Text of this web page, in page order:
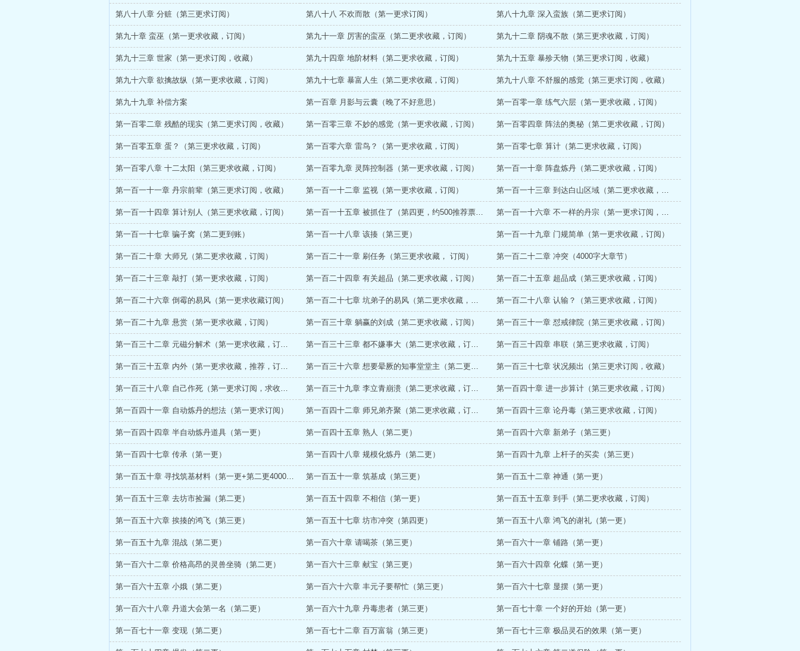
第八十八章 分赃（第三更求订阅） 第八十八 不欢而散（第一更求订阅） 第八十九章 深入蛮族（第二更求订阅）
第九十章 蛮巫（第一更求收藏，订阅） 第九十一章 厉害的蛮巫（第二更求收藏，订阅） 第九十二章 阴魂不散（第三更求收藏，订阅）
第九十三章 世家（第一更求订阅，收藏） 第九十四章 地阶材料（第二更求收藏，订阅） 第九十五章 暴殄天物（第三更求订阅，收藏）
第九十六章 欲擒故纵（第一更求收藏，订阅） 第九十七章 暴富人生（第二更求收藏，订阅） 第九十八章 不舒服的感觉（第三更求订阅，收藏）
第九十九章 补偿方案 第一百章 月影与云囊（晚了不好意思） 第一百零一章 练气六层（第一更求收藏，订阅）
第一百零二章 残酷的现实（第二更求订阅，收藏） 第一百零三章 不妙的感觉（第一更求收藏，订阅） 第一百零四章 阵法的奥秘（第二更求收藏，订阅）
第一百零五章 蛋？（第三更求收藏，订阅） 第一百零六章 雷鸟？（第一更求收藏，订阅） 第一百零七章 算计（第二更求收藏，订阅）
第一百零八章 十二太阳（第三更求收藏，订阅） 第一百零九章 灵阵控制器（第一更求收藏，订阅） 第一百一十章 阵盘炼丹（第二更求收藏，订阅）
第一百一十一章 丹宗前辈（第三更求订阅，收藏） 第一百一十二章 监视（第一更求收藏，订阅） 第一百一十三章 到达白山区域（第二更求收藏，订阅）
第一百一十四章 算计别人（第三更求收藏，订阅） 第一百一十五章 被抓住了（第四更，约500推荐票加更） 第一百一十六章 不一样的丹宗（第一更求订阅，收藏）
第一百一十七章 骗子窝（第二更到账） 第一百一十八章 该揍（第三更） 第一百一十九章 门规简单（第一更求收藏，订阅）
第一百二十章 大师兄（第二更求收藏，订阅） 第一百二十一章 刷任务（第三更求收藏， 订阅） 第一百二十二章 冲突（4000字大章节）
第一百二十三章 敲打（第一更求收藏，订阅） 第一百二十四章 有关超品（第二更求收藏，订阅） 第一百二十五章 超品成（第三更求收藏，订阅）
第一百二十六章 倒霉的易风（第一更求收藏订阅） 第一百二十七章 坑弟子的易风（第二更求收藏，订阅） 第一百二十八章 认输？（第三更求收藏，订阅）
第一百二十九章 悬赏（第一更求收藏，订阅） 第一百三十章 躺赢的刘成（第二更求收藏，订阅） 第一百三十一章 怼戒律院（第三更求收藏，订阅）
第一百三十二章 元磁分解术（第一更求收藏，订阅） 第一百三十三章 都不嫌事大（第二更求收藏，订阅） 第一百三十四章 串联（第三更求收藏，订阅）
第一百三十五章 内外（第一更求收藏，推荐，订阅） 第一百三十六章 想要晕厥的知事堂堂主（第二更求收藏，订阅） 第一百三十七章 状况频出（第三更求订阅，收藏）
第一百三十八章 自己作死（第一更求订阅，求收藏） 第一百三十九章 李立青崩溃（第二更求收藏，订阅） 第一百四十章 进一步算计（第三更求收藏，订阅）
第一百四十一章 自动炼丹的想法（第一更求订阅） 第一百四十二章 师兄弟齐聚（第二更求收藏，订阅） 第一百四十三章 论丹毒（第三更求收藏，订阅）
第一百四十四章 半自动炼丹道具（第一更） 第一百四十五章 熟人（第二更） 第一百四十六章 新弟子（第三更）
第一百四十七章 传承（第一更） 第一百四十八章 规模化炼丹（第二更） 第一百四十九章 上杆子的买卖（第三更）
第一百五十章 寻找筑基材料（第一更+第二更4000字加） 第一百五十一章 筑基成（第三更） 第一百五十二章 神通（第一更）
第一百五十三章 去坊市捡漏（第二更） 第一百五十四章 不相信（第一更） 第一百五十五章 到手（第二更求收藏，订阅）
第一百五十六章 挨揍的鸿飞（第三更） 第一百五十七章 坊市冲突（第四更） 第一百五十八章 鸿飞的谢礼（第一更）
第一百五十九章 混战（第二更） 第一百六十章 请喝茶（第三更） 第一百六十一章 铺路（第一更）
第一百六十二章 价格高昂的灵兽坐骑（第二更） 第一百六十三章 献宝（第三更） 第一百六十四章 化蝶（第一更）
第一百六十五章 小娥（第二更） 第一百六十六章 丰元子要帮忙（第三更） 第一百六十七章 显摆（第一更）
第一百六十八章 丹道大会第一名（第二更） 第一百六十九章 丹毒患者（第三更） 第一百七十章 一个好的开始（第一更）
第一百七十一章 变现（第二更） 第一百七十二章 百万富翁（第三更） 第一百七十三章 极品灵石的效果（第一更）